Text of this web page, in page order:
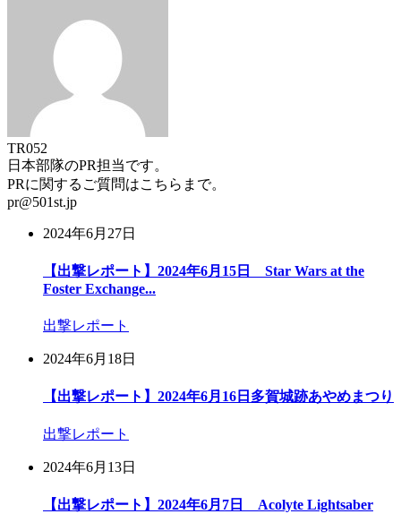
TR052
日本部隊のPR担当です。
PRに関するご質問はこちらまで。
pr@501st.jp
2024年6月27日
【出撃レポート】2024年6月15日 Star Wars at the
Foster Exchange...
出撃レポート
2024年6月18日
【出撃レポート】2024年6月16日多賀城跡あやめまつり
出撃レポート
2024年6月13日
【出撃レポート】2024年6月7日 Acolyte Lightsaber